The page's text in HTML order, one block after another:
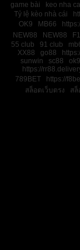
game bài
keo nha
Tỷ lệ kèo nhà cái
OK9
MB66
NEW88
NEW88
55 club
91 club
XX88
go88
sunwin
sc88 ok9
https://
789BET
https://
สล็อตเว็บตรง
สล็